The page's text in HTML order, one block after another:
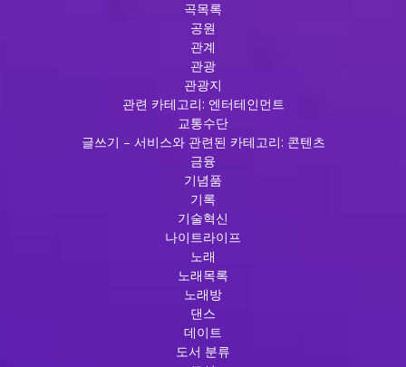
곡목록
공원
관계
관광
관광지
관련 카테고리: 엔터테인먼트
교통수단
글쓰기 – 서비스와 관련된 카테고리: 콘텐츠
금융
기념품
기록
기술혁신
나이트라이프
노래
노래목록
노래방
댄스
데이트
도서 분류